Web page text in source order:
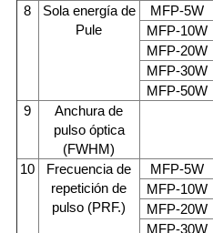
8
Sola energía de
Pule
MFP-5W
MFP-10W
MFP-20W
MFP-30W
MFP-50W
9
Anchura de
pulso óptica
(FWHM)
10
Frecuencia de
repetición de
pulso (PRF.)
MFP-5W
MFP-10W
MFP-20W
MFP-30W